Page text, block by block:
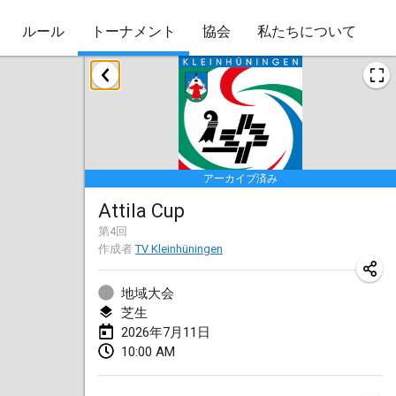
ルール トーナメント 協会 私たちについて
アーカイブ済み
Attila Cup
第4回
作成者 TV Kleinhüningen
地域大会
芝生
2026年7月11日
10:00 AM
2026年1月
Skuffle for the Shovel
2026年1月17日|アメリカ合衆国
Skuffle for the Shovel
2026年1月17日
Winterkubb
2026年1月25日|ベルギー
2026年3月
Winter Kubb Mött
2026年3月1日|ドイツ